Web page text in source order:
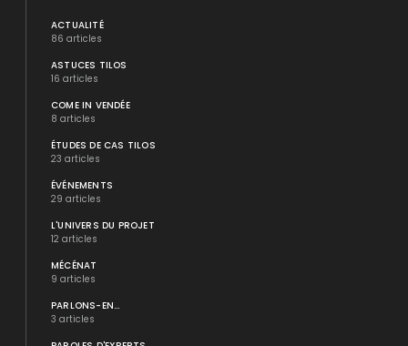
ACTUALITÉ
86 articles
ASTUCES TILOS
16 articles
COME IN VENDÉE
8 articles
ÉTUDES DE CAS TILOS
23 articles
ÉVÉNEMENTS
29 articles
L'UNIVERS DU PROJET
12 articles
MÉCÉNAT
9 articles
PARLONS-EN...
3 articles